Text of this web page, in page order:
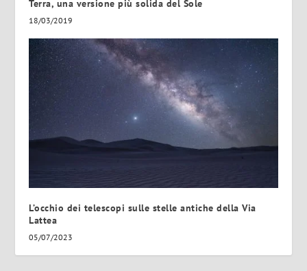
Terra, una versione più solida del Sole
18/03/2019
L’occhio dei telescopi sulle stelle antiche della Via
Lattea
05/07/2023